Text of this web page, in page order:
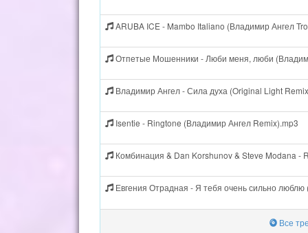
ARUBA ICE - Mambo Italiano (Владимир Ангел
Отпетые Мошенники - Люби меня, люби
Владимир Ангел - Сила духа (Original Light
Isentie - Ringtone (Владимир Ангел Remix).mp3
Комбинация & Dan Korshunov & Steve Modana -
Евгения Отрадная - Я тебя очень сильно
Все